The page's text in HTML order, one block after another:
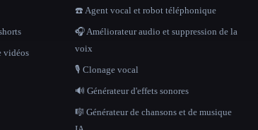
vidéos
☎️ Agent vocal et robot téléphonique
🎧 Améliorateur audio et suppression de la
voix
🎙️ Clonage vocal
🔊 Générateur d'effets sonores
🎼 Générateur de chansons et de musique